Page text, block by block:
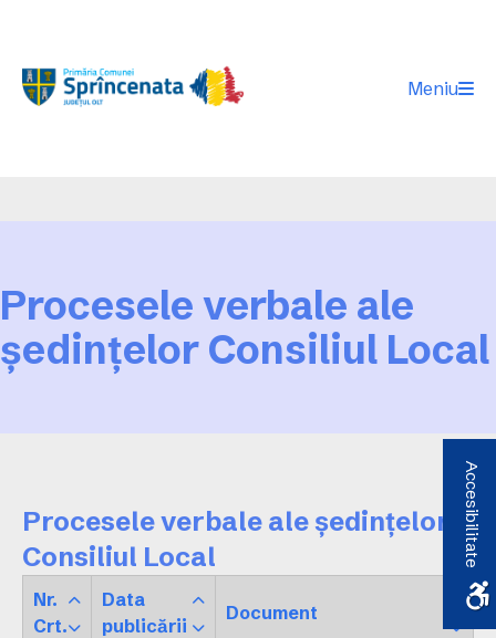
Meniu
Procesele verbale ale
ședințelor Consiliul Local
Procesele verbale ale ședințelor
Consiliul Local
Nr.
Crt.
Data
publicării
Document
Accesibilitate